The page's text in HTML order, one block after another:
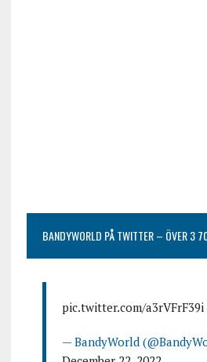
BANDYWORLD PÅ TWITTER – ÖVER 3
pic.twitter.com/a3rVFrF39i
— BandyWorld